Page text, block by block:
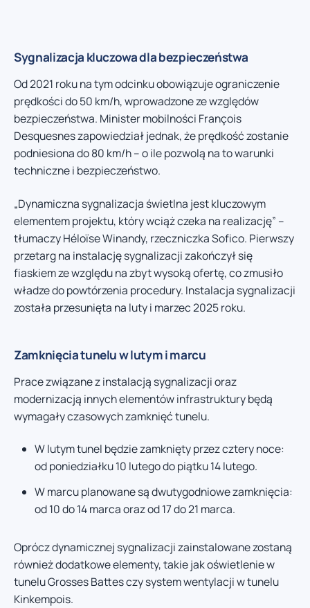
Sygnalizacja kluczowa dla bezpieczeństwa
Od 2021 roku na tym odcinku obowiązuje ograniczenie
prędkości do 50 km/h, wprowadzone ze względów
bezpieczeństwa. Minister mobilności François
Desquesnes zapowiedział jednak, że prędkość zostanie
podniesiona do 80 km/h – o ile pozwolą na to warunki
techniczne i bezpieczeństwo.
„Dynamiczna sygnalizacja świetlna jest kluczowym
elementem projektu, który wciąż czeka na realizację” –
tłumaczy Héloïse Winandy, rzeczniczka Sofico. Pierwszy
przetarg na instalację sygnalizacji zakończył się
fiaskiem ze względu na zbyt wysoką ofertę, co zmusiło
władze do powtórzenia procedury. Instalacja sygnalizacji
została przesunięta na luty i marzec 2025 roku.
Zamknięcia tunelu w lutym i marcu
Prace związane z instalacją sygnalizacji oraz
modernizacją innych elementów infrastruktury będą
wymagały czasowych zamknięć tunelu.
W lutym tunel będzie zamknięty przez cztery noce:
od poniedziałku 10 lutego do piątku 14 lutego.
W marcu planowane są dwutygodniowe zamknięcia:
od 10 do 14 marca oraz od 17 do 21 marca.
Oprócz dynamicznej sygnalizacji zainstalowane zostaną
również dodatkowe elementy, takie jak oświetlenie w
tunelu Grosses Battes czy system wentylacji w tunelu
Kinkempois.